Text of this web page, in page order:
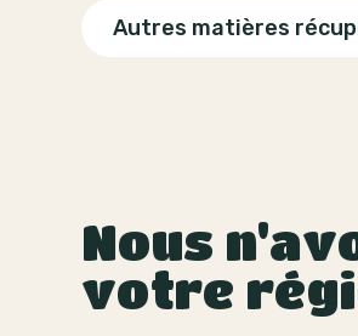
Autres matières
Nous
votre